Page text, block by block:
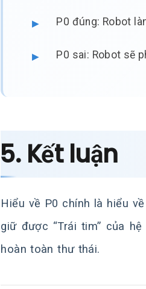
P0 đúng: Robot
P0 sai: Robot sẽ
5. Kết luận
Hiểu về P0 chính là hiểu
giữ được “Trái tim” của
hoàn toàn thư thái.